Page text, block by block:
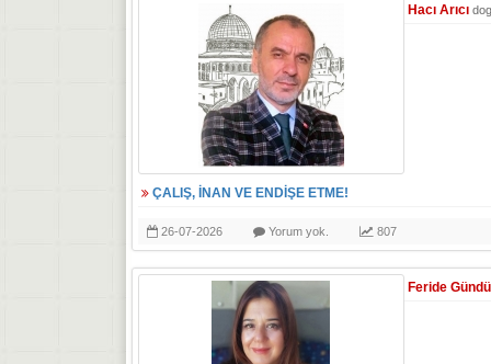
Hacı Arıcı
ÇALIŞ, İNAN VE ENDİŞE ETME!
26-07-2026 Yorum yok. 807
Feride